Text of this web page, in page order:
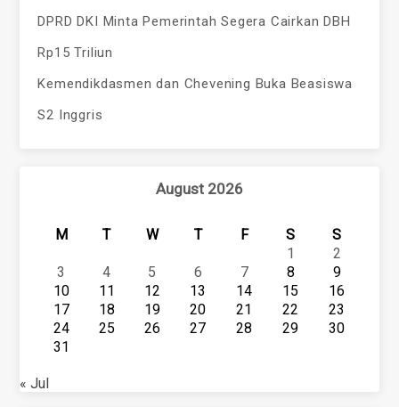
DPRD DKI Minta Pemerintah Segera Cairkan DBH
Rp15 Triliun
Kemendikdasmen dan Chevening Buka Beasiswa
S2 Inggris
August 2026
M T W T F S
S
1
2
3
4 5 6 7 8
9
10
11 12 13 14 15
16
17
18 19 20 21 22
23
24
25 26 27 28 29
30
31
« Jul